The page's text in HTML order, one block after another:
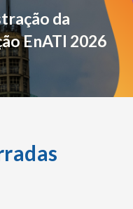
da
EnATI 2026